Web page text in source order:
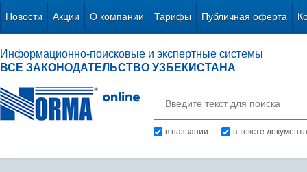
Новости Акции О компании Тарифы Публичная оферта
Информационно-поисковые и экспертные системы
ВСЕ ЗАКОНОДАТЕЛЬСТВО УЗБЕКИСТАНА
в названии в тексте документа